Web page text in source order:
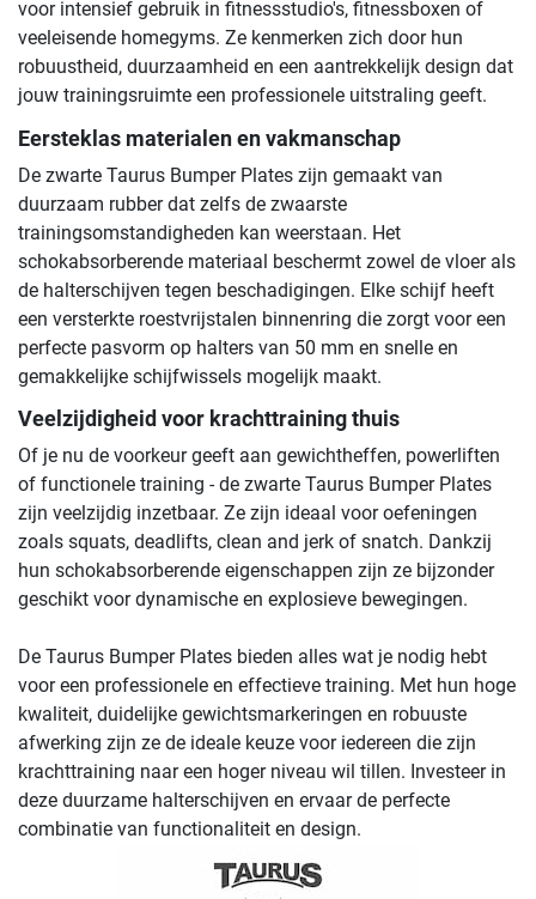
voor intensief gebruik in fitnessstudio's, fitnessboxen of
veeleisende homegyms. Ze kenmerken zich door hun
robuustheid, duurzaamheid en een aantrekkelijk design dat
jouw trainingsruimte een professionele uitstraling geeft.
Eersteklas materialen en vakmanschap
De zwarte Taurus Bumper Plates zijn gemaakt van
duurzaam rubber dat zelfs de zwaarste
trainingsomstandigheden kan weerstaan. Het
schokabsorberende materiaal beschermt zowel de vloer als
de halterschijven tegen beschadigingen. Elke schijf heeft
een versterkte roestvrijstalen binnenring die zorgt voor een
perfecte pasvorm op halters van 50 mm en snelle en
gemakkelijke schijfwissels mogelijk maakt.
Veelzijdigheid voor krachttraining thuis
Of je nu de voorkeur geeft aan gewichtheffen, powerliften
of functionele training - de zwarte Taurus Bumper Plates
zijn veelzijdig inzetbaar. Ze zijn ideaal voor oefeningen
zoals squats, deadlifts, clean and jerk of snatch. Dankzij
hun schokabsorberende eigenschappen zijn ze bijzonder
geschikt voor dynamische en explosieve bewegingen.
De Taurus Bumper Plates bieden alles wat je nodig hebt
voor een professionele en effectieve training. Met hun hoge
kwaliteit, duidelijke gewichtsmarkeringen en robuuste
afwerking zijn ze de ideale keuze voor iedereen die zijn
krachttraining naar een hoger niveau wil tillen. Investeer in
deze duurzame halterschijven en ervaar de perfecte
combinatie van functionaliteit en design.